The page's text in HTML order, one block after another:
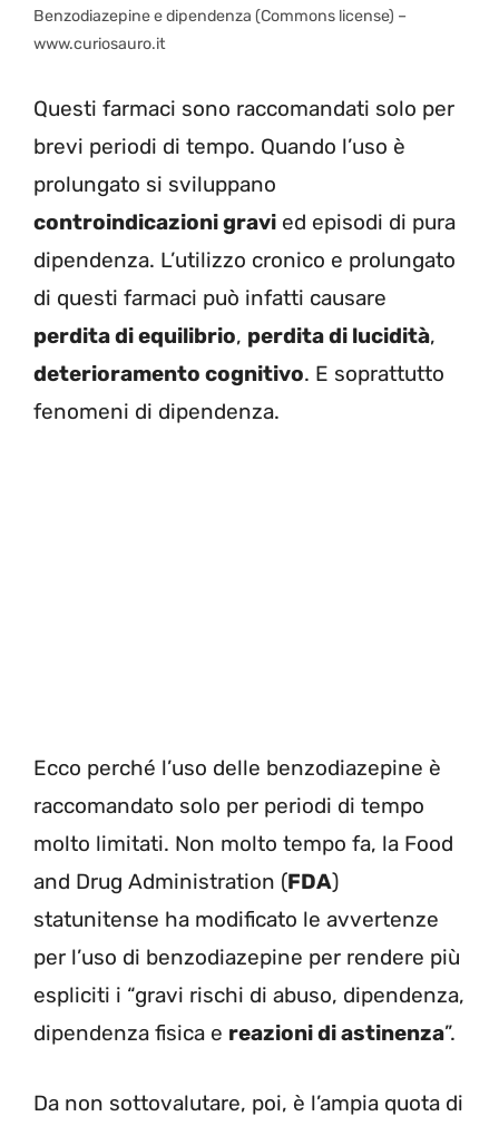
Benzodiazepine e dipendenza (Commons license) –
www.curiosauro.it
Questi farmaci sono raccomandati solo per
brevi periodi di tempo. Quando l’uso è
prolungato si sviluppano
controindicazioni gravi ed episodi di pura
dipendenza. L’utilizzo cronico e prolungato
di questi farmaci può infatti causare
perdita di equilibrio, perdita di lucidità,
deterioramento cognitivo. E soprattutto
fenomeni di dipendenza.
Ecco perché l’uso delle benzodiazepine è
raccomandato solo per periodi di tempo
molto limitati. Non molto tempo fa, la Food
and Drug Administration (FDA)
statunitense ha modificato le avvertenze
per l’uso di benzodiazepine per rendere più
espliciti i “gravi rischi di abuso, dipendenza,
dipendenza fisica e reazioni di astinenza”.
Da non sottovalutare, poi, è l’ampia quota di